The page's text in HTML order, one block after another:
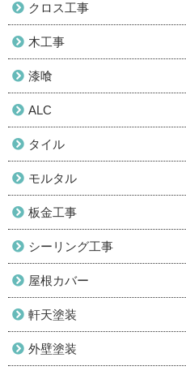
クロス工事
木工事
漆喰
ALC
タイル
モルタル
板金工事
シーリング工事
屋根カバー
軒天塗装
外壁塗装